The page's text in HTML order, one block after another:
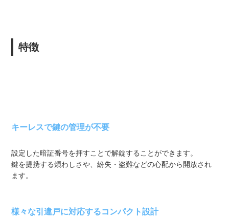
特徴
キーレスで鍵の管理が不要
設定した暗証番号を押すことで解錠することができます。
鍵を提携する煩わしさや、紛失・盗難などの心配から開放され
ます。
様々な引違戸に対応するコンパクト設計